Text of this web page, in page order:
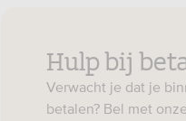
Hulp bij
Verwacht je dat je
betalen? Bel met